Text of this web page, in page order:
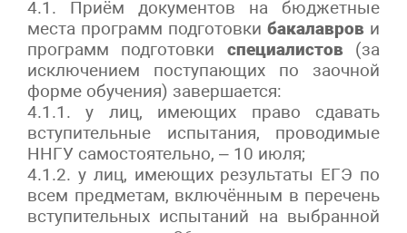
4.1. Приём документов на бюджетные
места программ подготовки бакалавров и
программ подготовки специалистов(за
исключением поступающих по заочной
форме обучения) завершается:
4.1.1. у лиц, имеющих право сдавать
вступительные испытания, проводимые
ННГУ самостоятельно, – 10 июля;
4.1.2. у лиц, имеющих результаты ЕГЭ по
всем предметам, включённым в перечень
вступительных испытаний на выбранной